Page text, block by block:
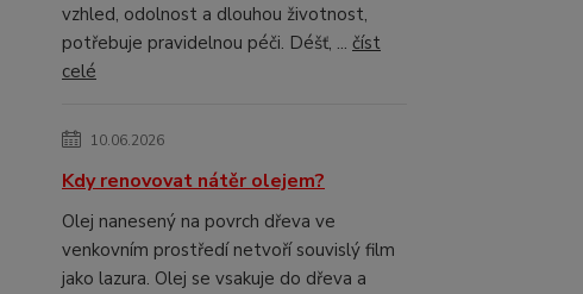
vzhled, odolnost a dlouhou životnost,
potřebuje pravidelnou péči. Déšť, ... číst
celé
10.06.2026
Kdy renovovat nátěr olejem?
Olej nanesený na povrch dřeva ve
venkovním prostředí netvoří souvislý film
jako lazura. Olej se vsakuje do dřeva a